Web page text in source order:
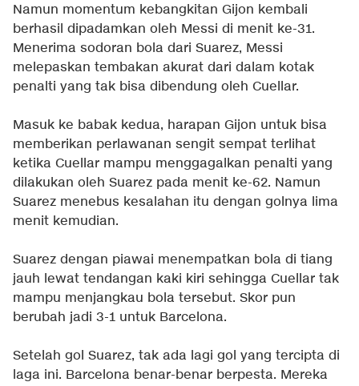
Namun momentum kebangkitan Gijon kembali
berhasil dipadamkan oleh Messi di menit ke-31.
Menerima sodoran bola dari Suarez, Messi
melepaskan tembakan akurat dari dalam kotak
penalti yang tak bisa dibendung oleh Cuellar.
Masuk ke babak kedua, harapan Gijon untuk bisa
memberikan perlawanan sengit sempat terlihat
ketika Cuellar mampu menggagalkan penalti yang
dilakukan oleh Suarez pada menit ke-62. Namun
Suarez menebus kesalahan itu dengan golnya lima
menit kemudian.
Suarez dengan piawai menempatkan bola di tiang
jauh lewat tendangan kaki kiri sehingga Cuellar tak
mampu menjangkau bola tersebut. Skor pun
berubah jadi 3-1 untuk Barcelona.
Setelah gol Suarez, tak ada lagi gol yang tercipta di
laga ini. Barcelona benar-benar berpesta. Mereka